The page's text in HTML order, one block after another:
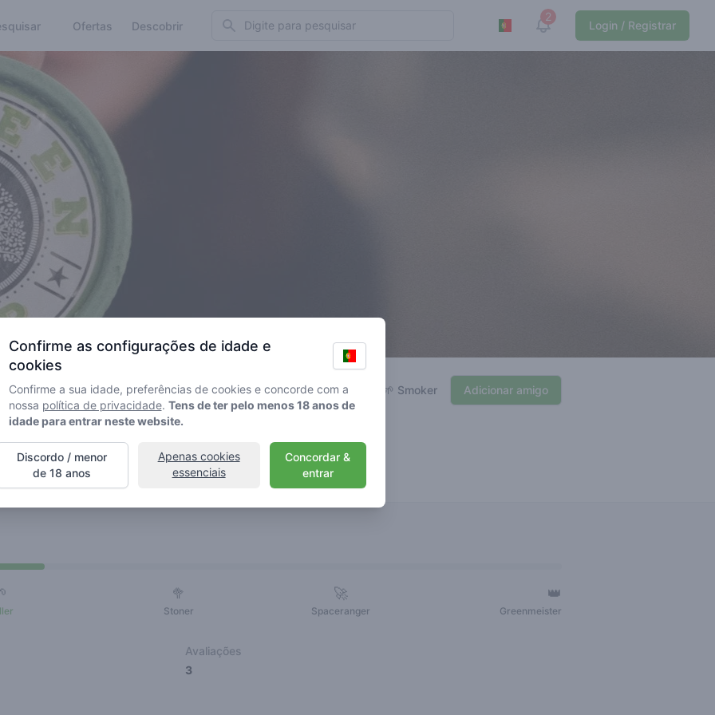
Ofertas Descobrir Search 2
View notifications
Login / Registrar
🌱 Smoker Adicionar amigo
Amigos
🥦
Stoner
🚀
Spaceranger
👑
Greenmeister
Avaliações
3
Confirme as configurações de idade e
cookies
Confirme a sua idade, preferências de cookies e concorde com a
nossa política de privacidade. Tens de ter pelo menos 18 anos de
idade para entrar neste website.
Concordar &
entrar
Apenas cookies
essenciais
Discordo / menor
de 18 anos